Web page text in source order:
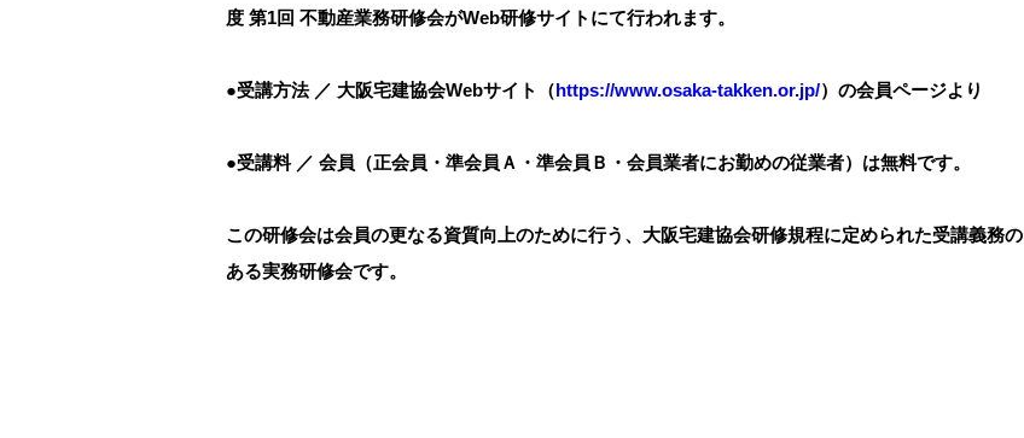
度 第1回 不動産業務研修会がWeb研修サイトにて行われます。
●受講方法 ／ 大阪宅建協会Webサイト（https://www.osaka-takken.or.jp/）の会員ページより
●受講料 ／ 会員（正会員・準会員Ａ・準会員Ｂ・会員業者にお勤めの従業者）は無料です。
この研修会は会員の更なる資質向上のために行う、大阪宅建協会研修規程に定められた受講義務の
ある実務研修会です。